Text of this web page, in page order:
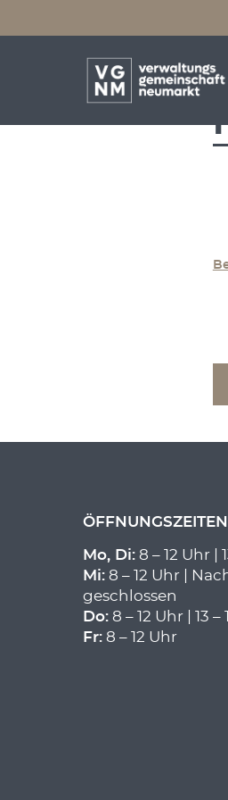
ÖFFNUNGSZEITEN
Mo, Di: 8 – 12 Uhr |
Mi: 8 – 12 Uhr |
geschlossen
Do: 8 – 12 Uhr | 13 –
Fr: 8 – 12 Uhr